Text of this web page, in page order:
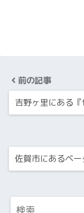
前の記事
吉野ヶ里にある
佐賀市にあるベー